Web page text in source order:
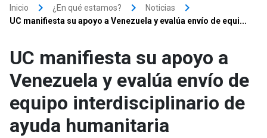
Inicio keyboard_arrow_right ¿En qué estamos? keyboard_arrow_right Noticias keyboard_arrow_right
UC manifiesta su apoyo a Venezuela y evalúa envío de equi...
UC manifiesta su apoyo a
Venezuela y evalúa envío de
equipo interdisciplinario de
ayuda humanitaria